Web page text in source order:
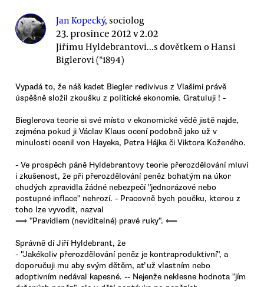
Jan Kopecký, sociolog
23. prosince 2012 v 2.02
Jiřímu Hyldebrantovi...s dovětkem o Hansi
Biglerovi (*1894)
Vypadá to, že náš kadet Biegler redivivus z Vlašimi právě
úspěšně složil zkoušku z politické ekonomie. Gratuluji ! -
Bieglerova teorie si své místo v ekonomické vědě jistě najde,
zejména pokud ji Václav Klaus ocení podobně jako už v
minulosti ocenil von Hayeka, Petra Hájka či Viktora Koženého.
- Ve prospěch páně Hyldebrantovy teorie přerozdělování mluví
i zkušenost, že při přerozdělování peněz bohatým na úkor
chudých zpravidla žádné nebezpečí "jednorázové nebo
postupné inflace" nehrozí. - Pracovně bych poučku, kterou z
toho lze vyvodit, nazval
⟹ "Pravidlem (neviditelné) pravé ruky". ⟸
Správně dí Jiří Hyldebrant, že
- "Jakékoliv přerozdělování peněz je kontraproduktivní", a
doporučuji mu aby svým dětěm, ať už vlastním nebo
adoptivním nedával kapesné. -- Nejenže neklesne hodnota "jím